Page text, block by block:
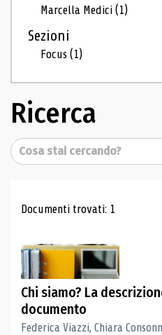
Marcella Medici(1)
Sezioni
Focus(1)
Ricerca
Cerca
Risultati di
Documenti trovati: 1
Chi siamo? La
documento
Federica Viazzi, Chiara